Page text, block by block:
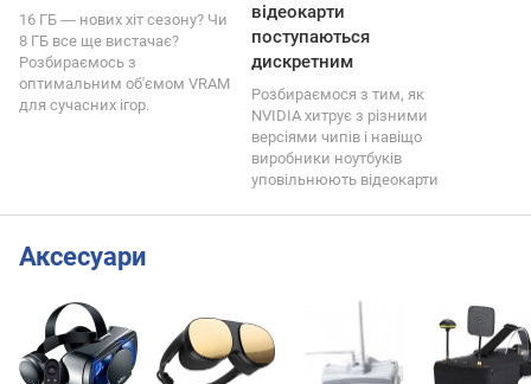
16 ГБ ― нових хіт сезону? Чи
8 ГБ все ще вистачає?
Розбираємось з
оптимальним об'ємом VRAM
для сучасних ігор.
відеокарти
поступаються
дискретним
Розбираємося з тим, як
NVIDIA хитрує з різними
версіями чипів і навіщо
виробники ноутбуків
уповільнюють відеокарти
Аксесуари